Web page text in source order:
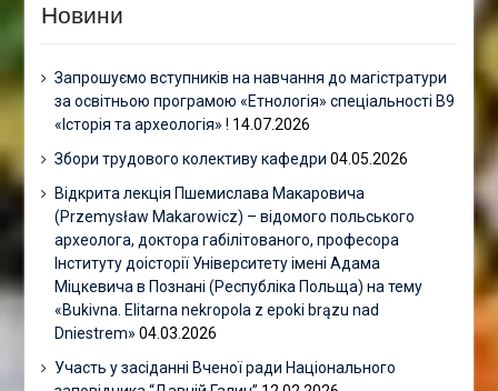
Новини
Запрошуємо вступників на навчання до магістратури
за освітньою програмою «Етнологія» спеціальності В9
«Історія та археологія» ! 14.07.2026
Збори трудового колективу кафедри 04.05.2026
Відкрита лекція Пшемислава Макаровича
(Przemysław Makarowicz) – відомого польського
археолога, доктора габілітованого, професора
Інституту доісторії Університету імені Адама
Міцкевича в Познані (Республіка Польща) на тему
«Bukivna. Elitarna nekropola z epoki brązu nad
Dniestrem» 04.03.2026
Участь у засіданні Вченої ради Національного